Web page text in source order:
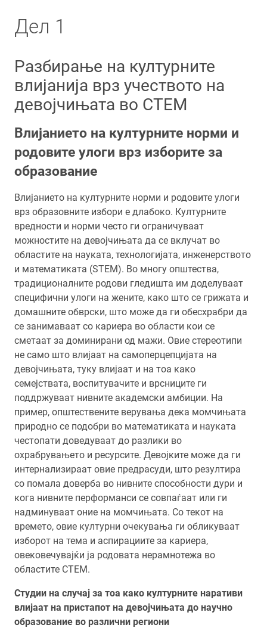
Дел 1
Разбирање на културните
влијанија врз учеството на
девојчињата во СТЕМ
Влијанието на културните норми и
родовите улоги врз изборите за
образование
Влијанието на културните норми и родовите улоги
врз образовните избори е длабоко. Културните
вредности и норми често ги ограничуваат
можностите на девојчињата да се вклучат во
областите на науката, технологијата, инженерството
и математиката (STEM). Во многу општества,
традиционалните родови гледишта им доделуваат
специфични улоги на жените, како што се грижата и
домашните обврски, што може да ги обесхрабри да
се занимаваат со кариера во области кои се
сметаат за доминирани од мажи. Овие стереотипи
не само што влијаат на самоперцепцијата на
девојчињата, туку влијаат и на тоа како
семејствата, воспитувачите и врсниците ги
поддржуваат нивните академски амбиции. На
пример, општествените верувања дека момчињата
природно се подобри во математиката и науката
честопати доведуваат до разлики во
охрабрувањето и ресурсите. Девојките може да ги
интернализираат овие предрасуди, што резултира
со помала доверба во нивните способности дури и
кога нивните перформанси се совпаѓаат или ги
надминуваат оние на момчињата. Со текот на
времето, овие културни очекувања ги обликуваат
изборот на тема и аспирациите за кариера,
овековечувајќи ја родовата нерамнотежа во
областите СТЕМ.
Студии на случај за тоа како културните наративи
влијаат на пристапот на девојчињата до научно
образование во различни региони